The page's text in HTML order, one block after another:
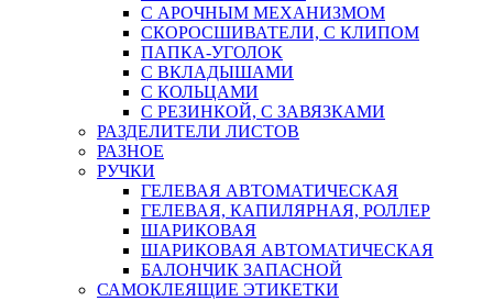
С АРОЧНЫМ МЕХАНИЗМОМ
СКОРОСШИВАТЕЛИ, С КЛИПОМ
ПАПКА-УГОЛОК
С ВКЛАДЫШАМИ
С КОЛЬЦАМИ
С РЕЗИНКОЙ, С ЗАВЯЗКАМИ
РАЗДЕЛИТЕЛИ ЛИСТОВ
РАЗНОЕ
РУЧКИ
ГЕЛЕВАЯ АВТОМАТИЧЕСКАЯ
ГЕЛЕВАЯ, КАПИЛЯРНАЯ, РОЛЛЕР
ШАРИКОВАЯ
ШАРИКОВАЯ АВТОМАТИЧЕСКАЯ
БАЛОНЧИК ЗАПАСНОЙ
САМОКЛЕЯЩИЕ ЭТИКЕТКИ